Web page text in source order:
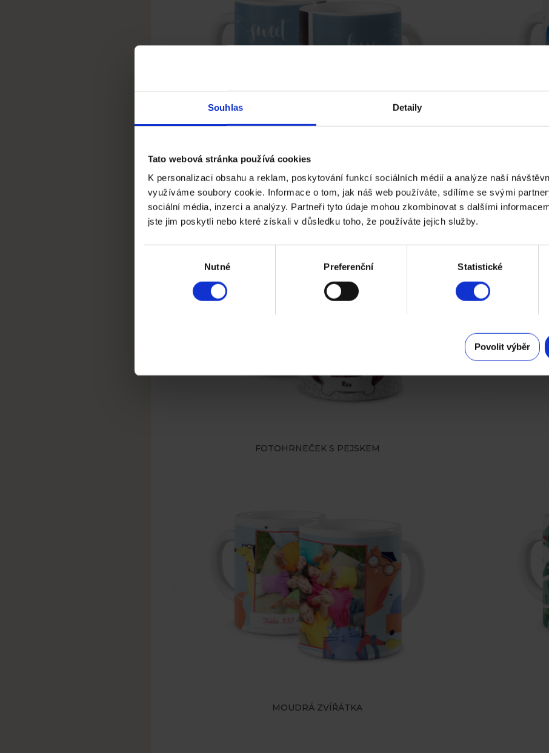
Souhlas Detaily
Tato webová stránka používá cookies
K personalizaci obsahu a reklam, poskytování funkcí sociálních médií a analýze naší
využíváme soubory cookie. Informace o tom, jak náš web používáte, sdílíme se svými
sociální média, inzerci a analýzy. Partneři tyto údaje mohou zkombinovat s dalšími
jste jim poskytli nebo které získali v důsledku toho, že používáte jejich služby.
Nutné Preferenční Statistické
Povolit výběr
SLADKÝ ANDÍLEK - BLUE 1
FOTOHRNEČEK S PEJSKEM
MOUDRÁ ZVÍŘÁTKA